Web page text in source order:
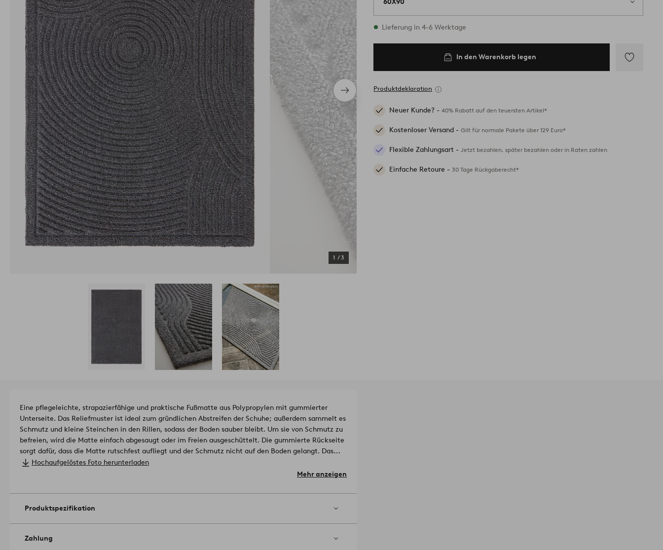
Nächstes
Produkt
1 /3
60X90
Vorrätig
Lieferung in 4-6 Werktage
In den Warenkorb legen
Produktdeklaration
Neuer Kunde? -40% Rabatt auf den teuersten Artikel*
Kostenloser Versand -Gilt für normale Pakete über 129 Euro*
Flexible Zahlungsart -Jetzt bezahlen, später bezahlen oder in Raten zahlen
Einfache Retoure -30 Tage Rückgaberecht*
Eine pflegeleichte, strapazierfähige und praktische Fußmatte aus Polypropylen mit gummierter
Unterseite. Das Reliefmuster ist ideal zum gründlichen Abstreifen der Schuhe; außerdem sammelt es
Schmutz und kleine Steinchen in den Rillen, sodass der Boden sauber bleibt. Um sie von Schmutz zu
befreien, wird die Matte einfach abgesaugt oder im Freien ausgeschüttelt. Die gummierte Rückseite
sorgt dafür, dass die Matte rutschfest aufliegt und der Schmutz nicht auf den Boden gelangt. Das
strapazierfähige Material hat einen feinen Glanz, weshalb diese Matte nicht nur für die Eingangstür,
Pflegehinweis: Staubsaugen. Ausschütteln und lüften.Artikelnummer: 1650791-01-47
Hochaufgelöstes Foto herunterladen
Mehr anzeigen
Produktspezifikation
Zahlung